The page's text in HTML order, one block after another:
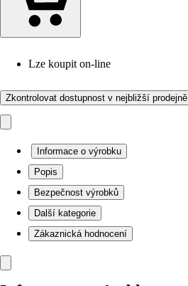
Lze koupit on-line
Zkontrolovat dostupnost v nejbližší prodejně
Informace o výrobku
Popis
Bezpečnost výrobků
Další kategorie
Zákaznická hodnocení